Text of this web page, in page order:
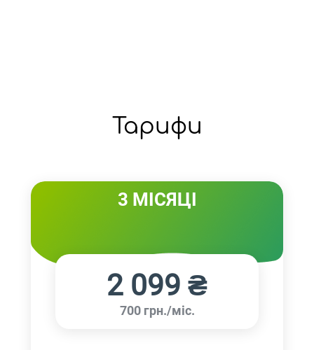
Тарифи
3 МІСЯЦІ
2 099 ₴
700 грн./міс.